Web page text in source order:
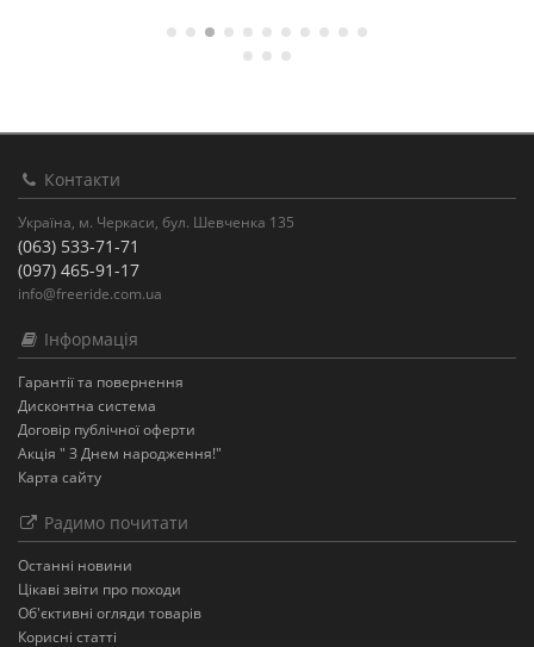
Контакти
Україна, м. Черкаси, бул. Шевченка 135
(063) 533-71-71
(097) 465-91-17
info@freeride.com.ua
Інформація
Гарантії та повернення
Дисконтна система
Договір публічної оферти
Акція " З Днем народження!"
Карта сайту
Радимо почитати
Останнi новини
Цікаві звіти про походи
Об'єктивні огляди товарів
Корисні статті